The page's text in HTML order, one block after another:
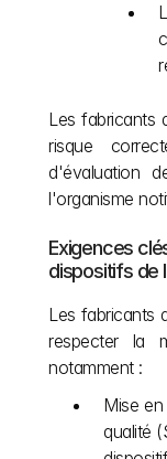
Les fabricants
risque
d'évaluation
l'organisme
Exigences
dispositifs de
Les fabricants
respecter la
notamment :
Mise
qualité